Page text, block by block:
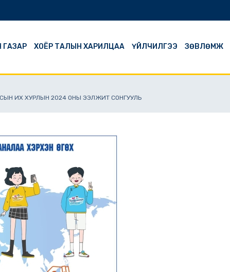
ГАЗАР ХОЁР ТАЛЫН ХАРИЛЦАА ҮЙЛЧИЛГЭЭ ЗӨВЛӨМЖ
ИХ ХУРЛЫН 2024 ОНЫ ЭЭЛЖИТ СОНГУУЛЬ